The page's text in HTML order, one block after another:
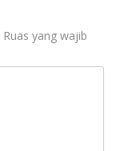
Ruas yang wajib